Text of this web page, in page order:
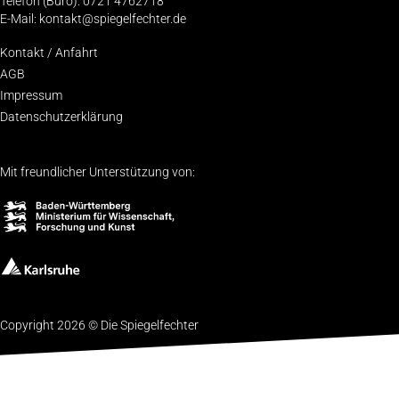
E-Mail: kontakt@spiegelfechter.de
Kon­takt / Anfahrt
AGB
Impres­sum
Daten­schutz­er­klä­rung
Mit freundlicher Unterstützung von:
Copyright 2026 © Die Spiegelfechter